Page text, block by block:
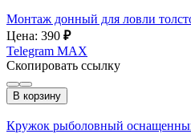
Монтаж донный для ловли
Цена: 390 ₽
Telegram MAX
Скопировать ссылку
В корзину
Кружок рыболовный